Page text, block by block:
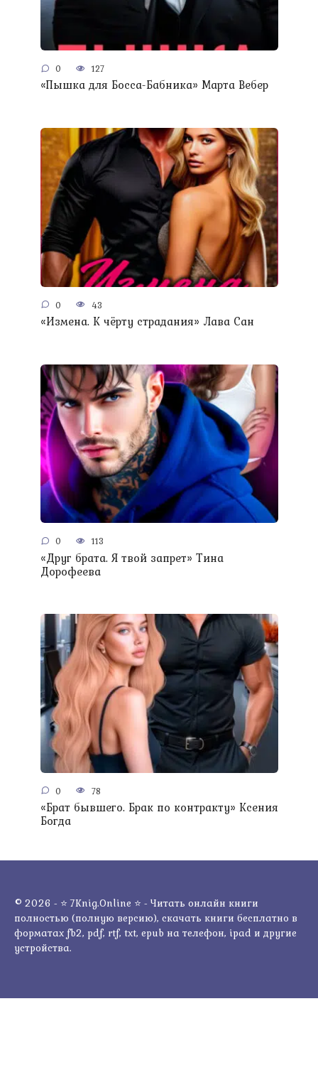
0 127
«Пышка для Босса-Бабника» Марта Вебер
0 43
«Измена. К чёрту страдания» Лава Сан
0 113
«Друг брата. Я твой запрет» Тина
Дорофеева
0 78
«Брат бывшего. Брак по контракту» Ксения
Богда
© 2026 - ⭐ 7Knig.Online ⭐ - Читать онлайн книги
полностью (полную версию), скачать книги бесплатно в
форматах fb2, pdf, rtf, txt, epub на телефон, ipad и другие
устройства.